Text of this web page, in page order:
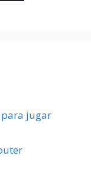
para jugar